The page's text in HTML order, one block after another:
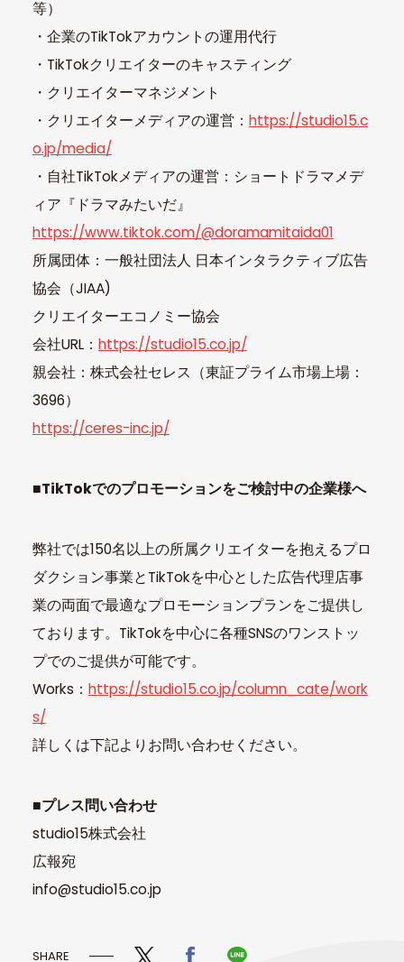
等）
・企業のTikTokアカウントの運用代行
・TikTokクリエイターのキャスティング
・クリエイターマネジメント
・クリエイターメディアの運営： https://studio15.c
o.jp/media/
・自社TikTokメディアの運営：ショートドラマメデ
ィア『ドラマみたいだ』
https://www.tiktok.com/@doramamitaida01
所属団体：一般社団法人 日本インタラクティブ広告
協会（JIAA)
クリエイターエコノミー協会
会社URL： https://studio15.co.jp/
親会社：株式会社セレス（東証プライム市場上場：
3696）
https://ceres-inc.jp/
■TikTokでのプロモーションをご検討中の企業様へ
弊社では150名以上の所属クリエイターを抱えるプロ
ダクション事業とTikTokを中心とした広告代理店事
業の両面で最適なプロモーションプランをご提供し
ております。TikTokを中心に各種SNSのワンストッ
プでのご提供が可能です。
Works： https://studio15.co.jp/column_cate/work
s/
詳しくは下記よりお問い合わせください。
■プレス問い合わせ
studio15株式会社
広報宛
info@studio15.co.jp
SHARE